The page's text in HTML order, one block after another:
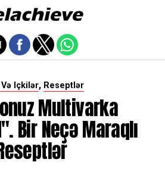
Içkilər, Reseptlər
Multivarka
Bir Neçə Maraqlı